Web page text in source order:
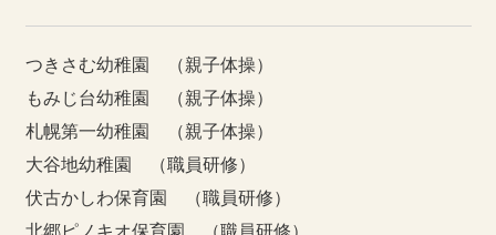
つきさむ幼稚園 （親子体操）
もみじ台幼稚園 （親子体操）
札幌第一幼稚園 （親子体操）
大谷地幼稚園 （職員研修）
伏古かしわ保育園 （職員研修）